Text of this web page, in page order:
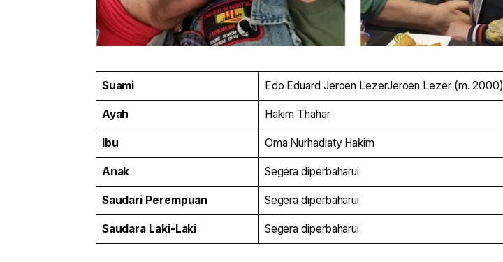
Suami Edo Eduard Jeroen LezerJeroen Lezer (m. 2000)
Ayah Hakim Thahar
Ibu Oma Nurhadiaty Hakim
Anak Segera diperbaharui
Saudari Perempuan Segera diperbaharui
Saudara Laki-Laki Segera diperbaharui